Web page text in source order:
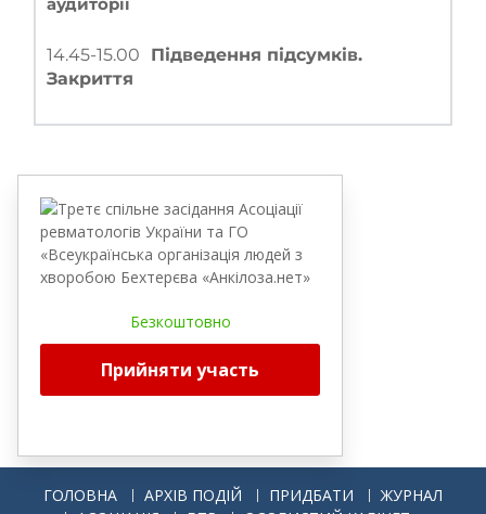
Підведення підсумків.
Закриття
Безкоштовно
Прийняти участь
ГОЛОВНА АРХІВ ПОДІЙ ПРИДБАТИ
ЖУРНАЛ